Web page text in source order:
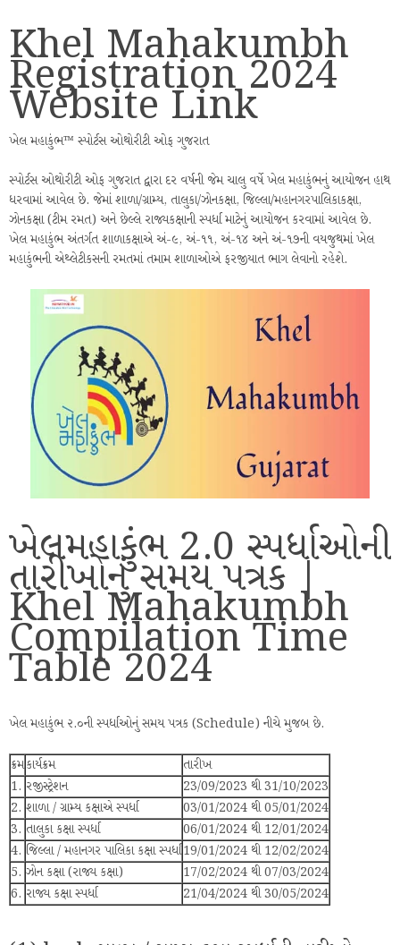
Khel Mahakumbh
Registration 2024
Website Link
ખેલ મહાકુંભ™ સ્પોર્ટસ ઓથોરીટી ઓફ ગુજરાત
સ્પોર્ટસ ઓથોરીટી ઓફ ગુજરાત દ્વારા દર વર્ષની જેમ ચાલુ વર્ષે ખેલ મહાકુંભનું આયોજન હાથ
ધરવામાં આવેલ છે. જેમાં શાળા/ગ્રામ્ય, તાલુકા/ઝોનકક્ષા, જિલ્લા/મહાનગરપાલિકાકક્ષા,
ઝોનકક્ષા (ટીમ રમત) અને છેલ્લે રાજ્યકક્ષાની સ્પર્ધા માટેનું આયોજન કરવામાં આવેલ છે.
ખેલ મહાકુંભ અંતર્ગત શાળાકક્ષાએ અં-૯, અં-૧૧, અં-૧૪ અને અં-૧૭ની વયજુથમાં ખેલ
મહાકુંભની એથ્લેટીકસની રમતમાં તમામ શાળાઓએ ફરજીયાત ભાગ લેવાનો રહેશે.
ખેલમહાકુંભ 2.0 સ્પર્ધાઓની
તારીખોનું સમય પત્રક |
Khel Mahakumbh
Compilation Time
Table 2024
ખેલ મહાકુંભ ૨.૦ની સ્પર્ધાઓનું સમય પત્રક (Schedule) નીચે મુજબ છે.
ક્રમકાર્યક્રમ
તારીખ
1. રજીસ્ટ્રેશન
23/09/2023 થી 31/10/2023
2. શાળા / ગ્રામ્ય કક્ષાએ સ્પર્ધા
03/01/2024 થી 05/01/2024
3. તાલુકા કક્ષા સ્પર્ધા
06/01/2024 થી 12/01/2024
4. જિલ્લા / મહાનગર પાલિકા કક્ષા સ્પર્ધા19/01/2024 થી 12/02/2024
5. ઝોન કક્ષા (રાજ્ય કક્ષા)
17/02/2024 થી 07/03/2024
6. રાજ્ય કક્ષા સ્પર્ધા 21/04/2024 થી 30/05/2024